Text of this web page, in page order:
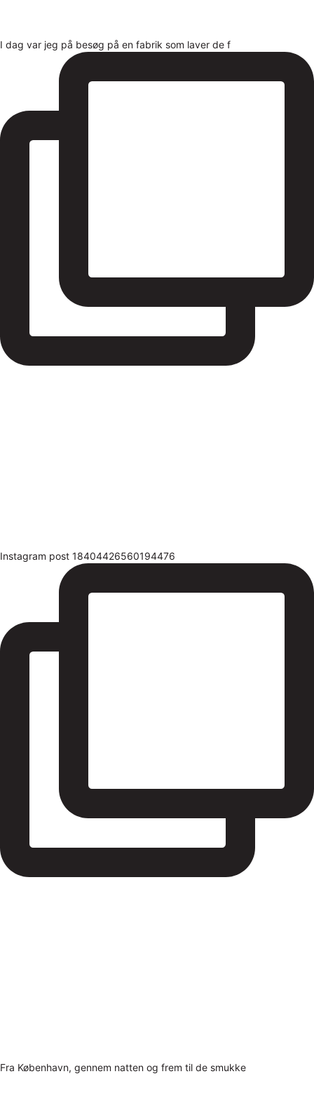
I dag var jeg på besøg på en fabrik som laver de f
Instagram post 18404426560194476
Fra København, gennem natten og frem til de smukke